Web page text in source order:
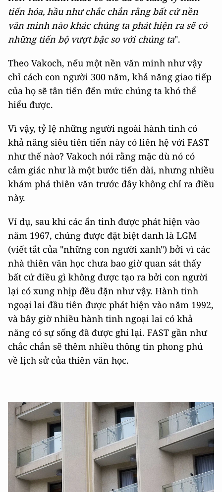
tiến hóa, hầu như chắc chắn rằng bất cứ nền
văn minh nào khác chúng ta phát hiện ra sẽ có
những tiến bộ vượt bậc so với chúng ta".
Theo Vakoch, nếu một nền văn minh như vậy
chỉ cách con người 300 năm, khả năng giao tiếp
của họ sẽ tân tiến đến mức chúng ta khó thể
hiểu được.
Vì vậy, tỷ lệ những người ngoài hành tinh có
khả năng siêu tiên tiến này có liên hệ với FAST
như thế nào? Vakoch nói rằng mặc dù nó có
cảm giác như là một bước tiến dài, nhưng nhiều
khám phá thiên văn trước đây không chỉ ra điều
này.
Ví dụ, sau khi các ẩn tinh được phát hiện vào
năm 1967, chúng được đặt biệt danh là LGM
(viết tắt của "những con người xanh") bởi vì các
nhà thiên văn học chưa bao giờ quan sát thấy
bất cứ điều gì không được tạo ra bởi con người
lại có xung nhịp đều đặn như vậy. Hành tinh
ngoại lai đầu tiên được phát hiện vào năm 1992,
và bây giờ nhiều hành tinh ngoại lai có khả
năng có sự sống đã được ghi lại. FAST gần như
chắc chắn sẽ thêm nhiều thông tin phong phú
về lịch sử của thiên văn học.